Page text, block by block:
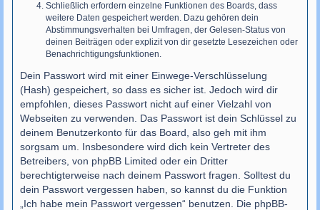
Schließlich erfordern einzelne Funktionen des Boards, dass
weitere Daten gespeichert werden. Dazu gehören dein
Abstimmungsverhalten bei Umfragen, der Gelesen-Status von
deinen Beiträgen oder explizit von dir gesetzte Lesezeichen oder
Benachrichtigungsfunktionen.
Dein Passwort wird mit einer Einwege-Verschlüsselung
(Hash) gespeichert, so dass es sicher ist. Jedoch wird dir
empfohlen, dieses Passwort nicht auf einer Vielzahl von
Webseiten zu verwenden. Das Passwort ist dein Schlüssel zu
deinem Benutzerkonto für das Board, also geh mit ihm
sorgsam um. Insbesondere wird dich kein Vertreter des
Betreibers, von phpBB Limited oder ein Dritter
berechtigterweise nach deinem Passwort fragen. Solltest du
dein Passwort vergessen haben, so kannst du die Funktion
„Ich habe mein Passwort vergessen“ benutzen. Die phpBB-